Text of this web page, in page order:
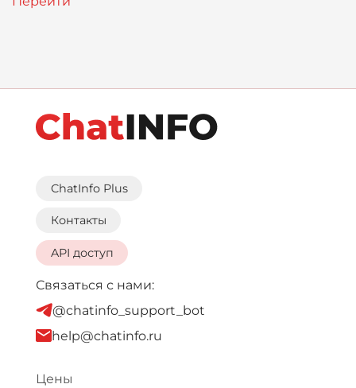
ChatInfo Plus
Контакты
API доступ
Связаться с нами:
@chatinfo_support_bot
help@chatinfo.ru
Цены